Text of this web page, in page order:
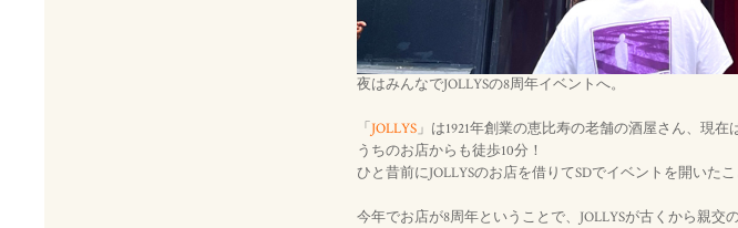
夜はみんなでJOLLYSの8周年イベントへ。
「 JOLLYS」は1921年創業の恵比寿の老舗の酒屋さん、現
うちのお店からも徒歩10分！
ひと昔前にJOLLYSのお店を借りてSDでイベントを開いたこ
今年でお店が8周年ということで、JOLLYSが古くから親交